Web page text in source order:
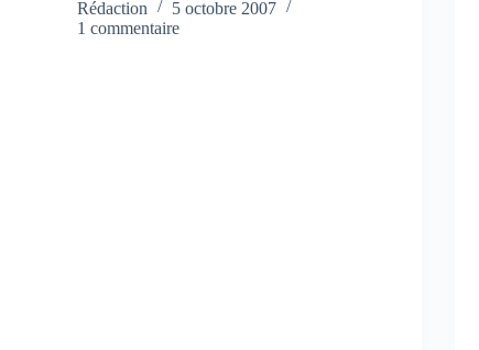
Rédaction
5 octobre 2007
1 commentaire